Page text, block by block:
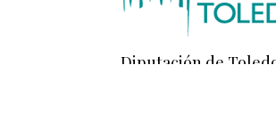
Diputación de